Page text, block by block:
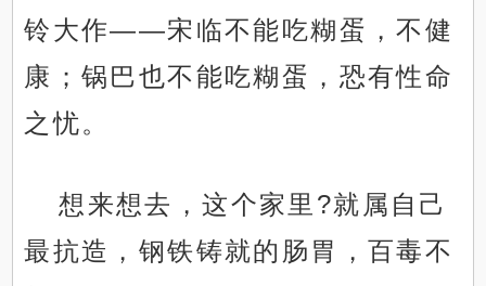
铃大作——宋临不能吃糊蛋，不健
康；锅巴也不能吃糊蛋，恐有性命
之忧。
想来想去，这个家里?就属自己
最抗造，钢铁铸就的肠胃，百毒不